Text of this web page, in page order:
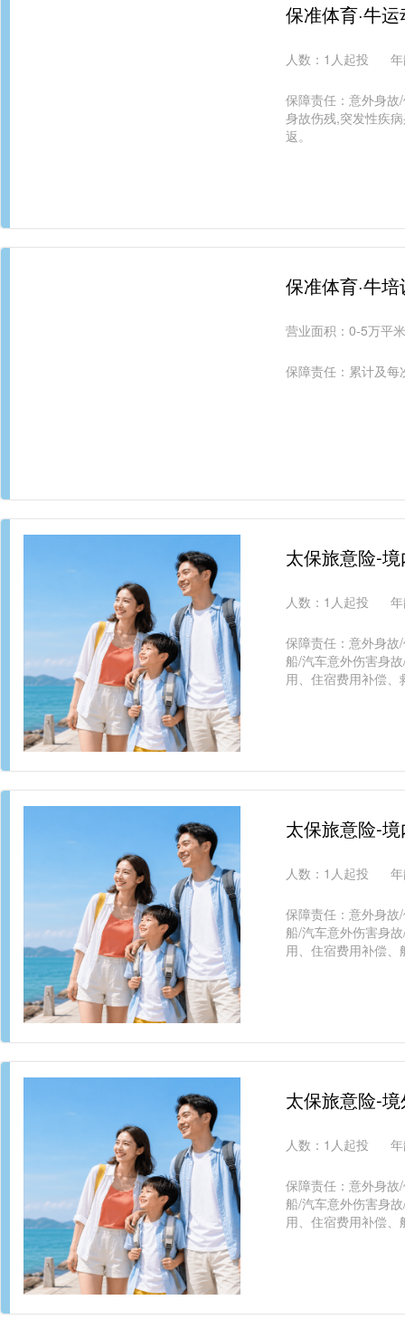
保准体育·牛
人数： 1人起投
保障责任：意外身
身故伤残,突发性疾
返。
保准体育·牛
营业面积： 0-5万平米
保障责任：累计及
太保旅意险-
人数： 1人起投
保障责任：意外身
船/汽车意外伤害身
用、住宿费用补偿
太保旅意险-
人数： 1人起投
保障责任：意外身
船/汽车意外伤害身
用、住宿费用补偿
太保旅意险-
人数： 1人起投
保障责任：意外身
船/汽车意外伤害身
用、住宿费用补偿